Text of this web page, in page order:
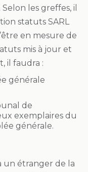
les greffes, il
statuts SARL
en mesure de
mis à jour et
il faudra :
générale
de
exemplaires du
générale.
un étranger de la